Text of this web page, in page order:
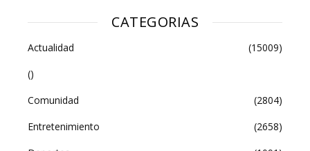
CATEGORIAS
Actualidad
(15009)
()
Comunidad
(2804)
Entretenimiento
(2658)